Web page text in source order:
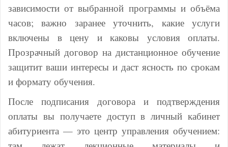
зависимости от выбранной программы и объёма
часов; важно заранее уточнить, какие услуги
включены в цену и каковы условия оплаты.
Прозрачный договор на дистанционное обучение
защитит ваши интересы и даст ясность по срокам
и формату обучения.
После подписания договора и подтверждения
оплаты вы получаете доступ в личный кабинет
абитуриента — это центр управления обучением: